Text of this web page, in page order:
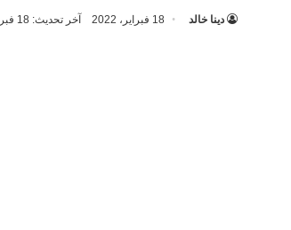
دينا خالد 18 فبراير، 2022 آخر تحديث: 18 فبراير، 2022